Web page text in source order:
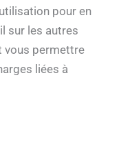
pour en
sur les autres
vous permettre
liées à